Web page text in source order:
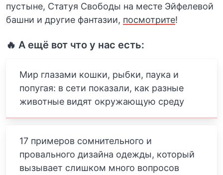
пустыне, Статуя Свободы на месте Эйфелевой
башни и другие фантазии, посмотрите!
🔥 А ещё вот что у нас есть:
Мир глазами кошки, рыбки, паука и
попугая: в сети показали, как разные
животные видят окружающую среду
17 примеров сомнительного и
провального дизайна одежды, который
вызывает слишком много вопросов